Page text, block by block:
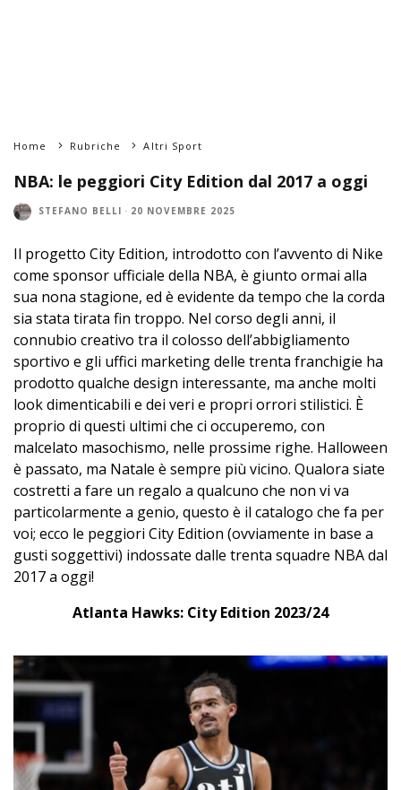
Home Rubriche Altri Sport
NBA: le peggiori City Edition dal 2017 a oggi
STEFANO BELLI · 20 NOVEMBRE 2025
Il progetto City Edition, introdotto con l’avvento di Nike
come sponsor ufficiale della NBA, è giunto ormai alla
sua nona stagione, ed è evidente da tempo che la corda
sia stata tirata fin troppo. Nel corso degli anni, il
connubio creativo tra il colosso dell’abbigliamento
sportivo e gli uffici marketing delle trenta franchigie ha
prodotto qualche design interessante, ma anche molti
look dimenticabili e dei veri e propri orrori stilistici. È
proprio di questi ultimi che ci occuperemo, con
malcelato masochismo, nelle prossime righe. Halloween
è passato, ma Natale è sempre più vicino. Qualora siate
costretti a fare un regalo a qualcuno che non vi va
particolarmente a genio, questo è il catalogo che fa per
voi; ecco le peggiori City Edition (ovviamente in base a
gusti soggettivi) indossate dalle trenta squadre NBA dal
2017 a oggi!
Atlanta Hawks: City Edition 2023/24